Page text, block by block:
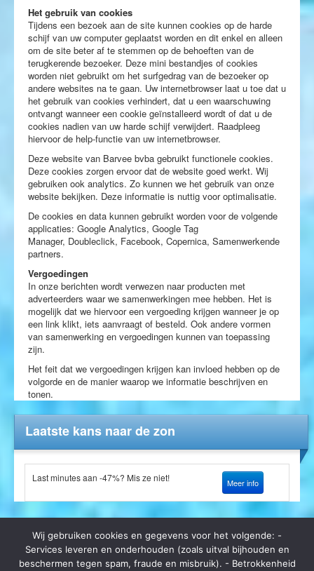
Het gebruik van cookies
Tijdens een bezoek aan de site kunnen cookies op de harde
schijf van uw computer geplaatst worden en dit enkel en alleen
om de site beter af te stemmen op de behoeften van de
terugkerende bezoeker. Deze mini bestandjes of cookies
worden niet gebruikt om het surfgedrag van de bezoeker op
andere websites na te gaan. Uw internetbrowser laat u toe dat u
het gebruik van cookies verhindert, dat u een waarschuwing
ontvangt wanneer een cookie geïnstalleerd wordt of dat u de
cookies nadien van uw harde schijf verwijdert. Raadpleeg
hiervoor de help-functie van uw internetbrowser.
Deze website van Barvee bvba gebruikt functionele cookies.
Deze cookies zorgen ervoor dat de website goed werkt. Wij
gebruiken ook analytics. Zo kunnen we het gebruik van onze
website bekijken. Deze informatie is nuttig voor optimalisatie.
De cookies en data kunnen gebruikt worden voor de volgende
applicaties: Google Analytics, Google Tag
Manager, Doubleclick, Facebook, Copernica, Samenwerkende
partners.
Vergoedingen
In onze berichten wordt verwezen naar producten met
adverteerders waar we samenwerkingen mee hebben. Het is
mogelijk dat we hiervoor een vergoeding krijgen wanneer je op
een link klikt, iets aanvraagt of besteld. Ook andere vormen
van samenwerking en vergoedingen kunnen van toepassing
zijn.
Het feit dat we vergoedingen krijgen kan invloed hebben op de
volgorde en de manier waarop we informatie beschrijven en
tonen.
Laatste kans naar de zon
Last minutes aan -47%? Mis ze niet! Meer info
Wij gebruiken cookies en gegevens voor het volgende: -
Services leveren en onderhouden (zoals uitval bijhouden en
beschermen tegen spam, fraude en misbruik). - Betrokkenheid